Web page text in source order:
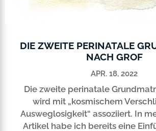
DIE ZWEITE PERINATALE
NACH GROF
APR. 18, 2022
Die zweite perinatale
wird mit „kosmischem
Ausweglosigkeit“ assoziiert. In
Artikel habe ich bereits eine